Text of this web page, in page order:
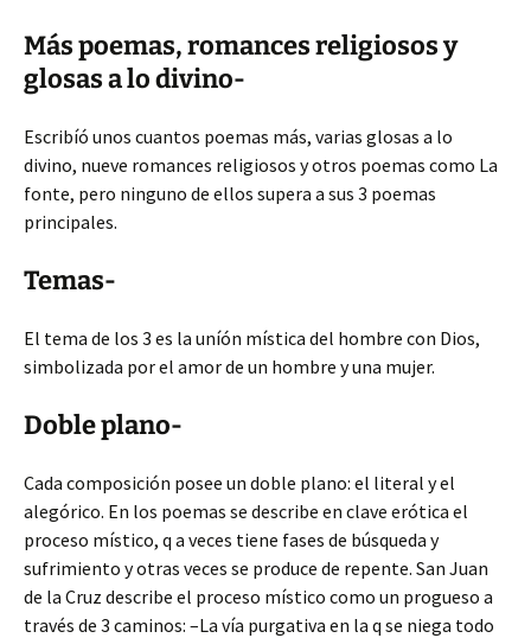
Más poemas, romances religiosos y
glosas a lo divino-
Escribíó unos cuantos poemas más, varias glosas a lo
divino, nueve romances religiosos y otros poemas como La
fonte, pero ninguno de ellos supera a sus 3 poemas
principales.
Temas-
El tema de los 3 es la uníón mística del hombre con Dios,
simbolizada por el amor de un hombre y una mujer.
Doble plano-
Cada composición posee un doble plano: el literal y el
alegórico. En los poemas se describe en clave erótica el
proceso místico, q a veces tiene fases de búsqueda y
sufrimiento y otras veces se produce de repente. San Juan
de la Cruz describe el proceso místico como un progueso a
través de 3 caminos: –La vía purgativa en la q se niega todo